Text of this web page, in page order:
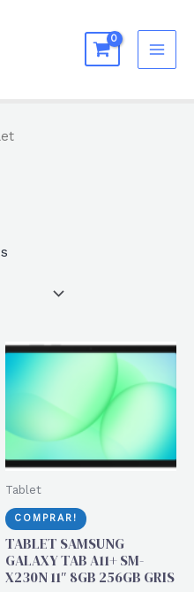
Tablet
COMPRAR!
TABLET SAMSUNG
GALAXY TAB A11+ SM-
X230N 11″ 8GB 256GB GRIS